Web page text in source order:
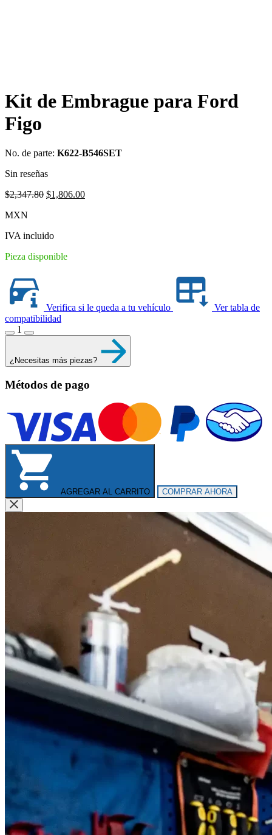
Kit de Embrague para Ford
Figo
No. de parte: K622-B546SET
Sin reseñas
$2,347.80 Original
$1,806.00Current
MXN
IVA incluido
Pieza disponible
Verifica si le queda a tu vehículo
Ver tabla de
compatibilidad
1
¿Necesitas más piezas?
Métodos de pago
AGREGAR AL CARRITO COMPRAR AHORA